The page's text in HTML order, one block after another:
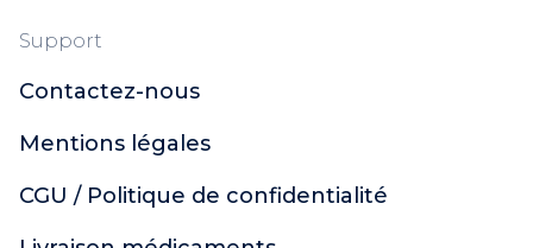
Support
Contactez-nous
Mentions légales
CGU / Politique de confidentialité